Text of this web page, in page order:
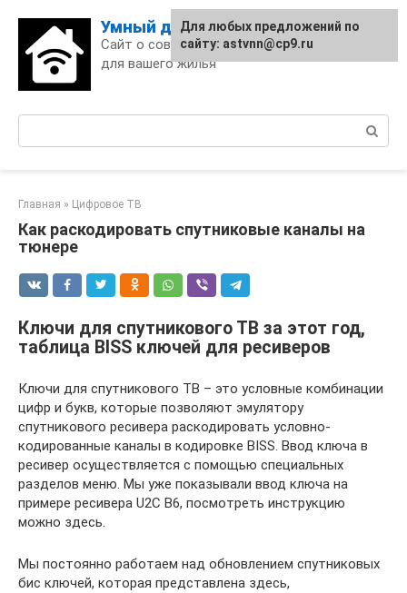
content
Умный дом
Сайт о современных технологиях
для вашего жилья
Главная » Цифровое ТВ
Как раскодировать спутниковые каналы на
тюнере
Ключи для спутникового ТВ за этот год,
таблица BISS ключей для ресиверов
Ключи для спутникового ТВ – это условные комбинации
цифр и букв, которые позволяют эмулятору
спутникового ресивера раскодировать условно-
кодированные каналы в кодировке BISS. Ввод ключа в
ресивер осуществляется с помощью специальных
разделов меню. Мы уже показывали ввод ключа на
примере ресивера U2C B6, посмотреть инструкцию
можно здесь.
Мы постоянно работаем над обновлением спутниковых
бис ключей, которая представлена здесь,
Для любых предложений по
сайту: astvnn@cp9.ru